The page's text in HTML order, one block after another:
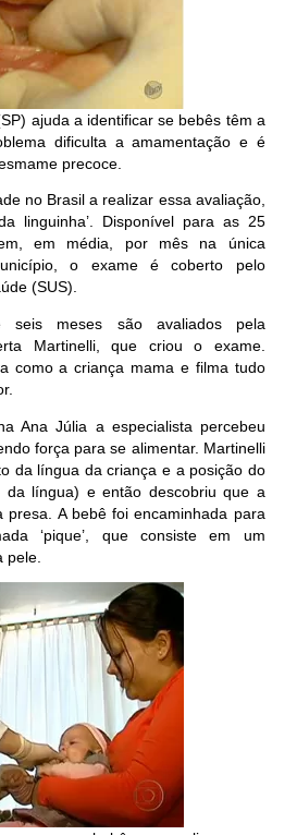
ajuda a identificar se bebês têm a
dificulta a amamentação e é
precoce.
no Brasil a realizar essa avaliação,
linguinha’. Disponível para as 25
em média, por mês na única
o exame é coberto pelo
(SUS).
meses são avaliados pela
Martinelli, que criou o exame.
como a criança mama e filma tudo
Ana Júlia a especialista percebeu
força para se alimentar. Martinelli
da língua da criança e a posição do
da língua) e então descobriu que a
presa. A bebê foi encaminhada para
‘pique’, que consiste em um
pele.